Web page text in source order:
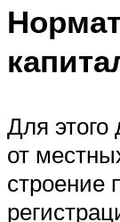
Для этого
от
строение